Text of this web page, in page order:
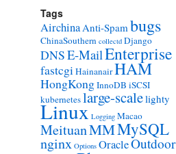
Tags
AirchinaAnti-Spambugs
ChinaSouthern collectd Django
DNSE-MailEnterprise
fastcgiHainanairHAM
HongKongInnoDB iSCSI
kuberneteslarge-scalelighty
Linux Logging Macao
MeituanMMMySQL
nginx Options OracleOutdoor